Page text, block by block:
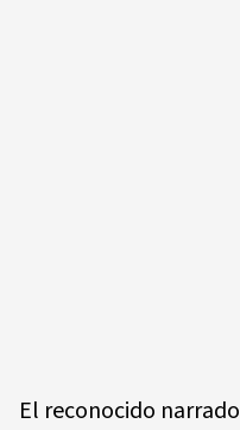
El reconocido